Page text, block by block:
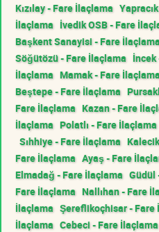
Kızılay - Fare İlaçlama
İlaçlama İvedik OSB - Fare
Başkent Sanayisi - Fare
Söğütözü - Fare İlaçlama
İlaçlama Mamak - Fare
Beştepe - Fare İlaçlama
Fare İlaçlama Kazan - Fare
İlaçlama Polatlı - Fare İlaçlama
Sıhhiye - Fare İlaçlama
Fare İlaçlama Ayaş - Fare
Elmadağ - Fare İlaçlama Güdül
Fare İlaçlama Nallıhan - Fare
İlaçlama Şereflikoçhisar - Fare
İlaçlama Cebeci - Fare İlaçlama